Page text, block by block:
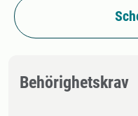
Behörighetskrav